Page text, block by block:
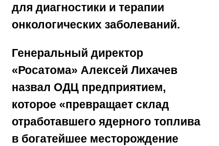
для диагностики и терапии
онкологических заболеваний.
Генеральный директор
«Росатома» Алексей Лихачев
назвал ОДЦ предприятием,
которое «превращает склад
отработавшего ядерного топлива
в богатейшее месторождение